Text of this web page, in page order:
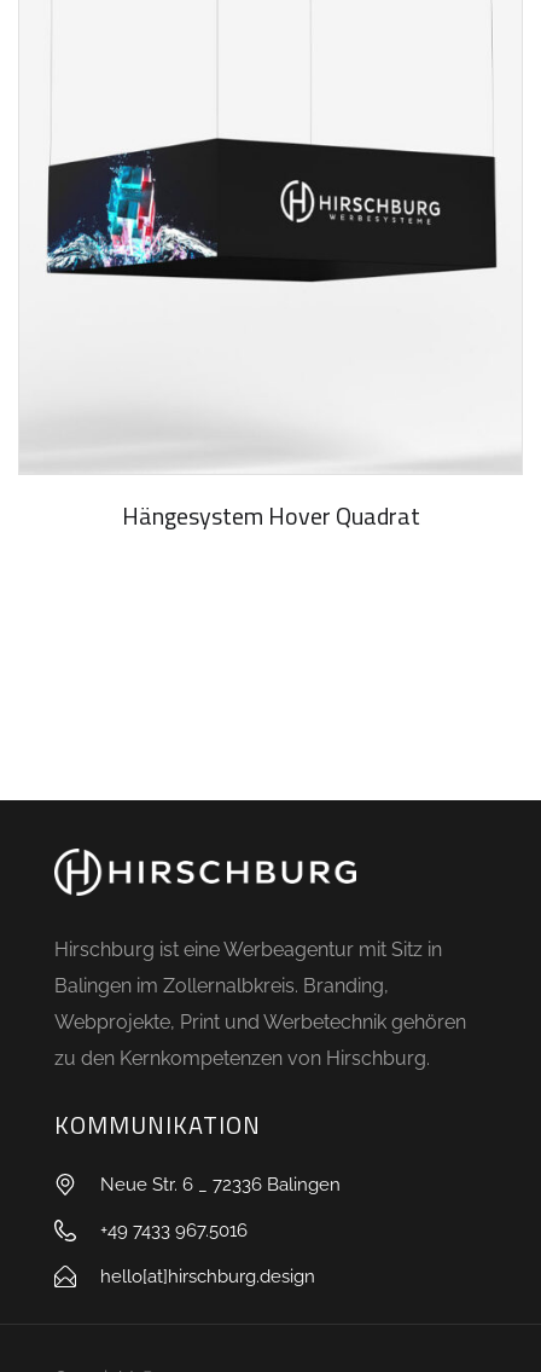
Hängesystem Hover Quadrat
Hirschburg ist eine Werbeagentur mit Sitz in
Balingen im Zollernalbkreis. Branding,
Webprojekte, Print und Werbetechnik gehören
zu den Kernkompetenzen von Hirschburg.
KOMMUNIKATION
Neue Str. 6 _ 72336 Balingen
+49 7433 967.5016
hello[at]hirschburg.design